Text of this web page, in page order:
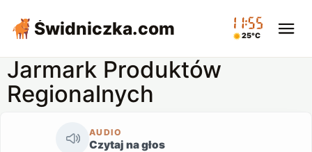
Świdniczka.com 11:55
25°C
Jarmark Produktów
Regionalnych
AUDIO
Czytaj na głos